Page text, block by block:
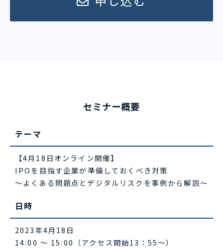
セミナー概要
テーマ
【4月18日オンライン開催】
IPOを目指す企業が準備しておくべき対策
～よくある問題点とデジタルリスクを事例から解説～
日時
2023年4月18日
14:00 ～ 15:00（アクセス開始13：55～）